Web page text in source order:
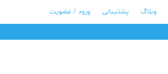
وبلاگ پشتیبانی ورود / عضویت